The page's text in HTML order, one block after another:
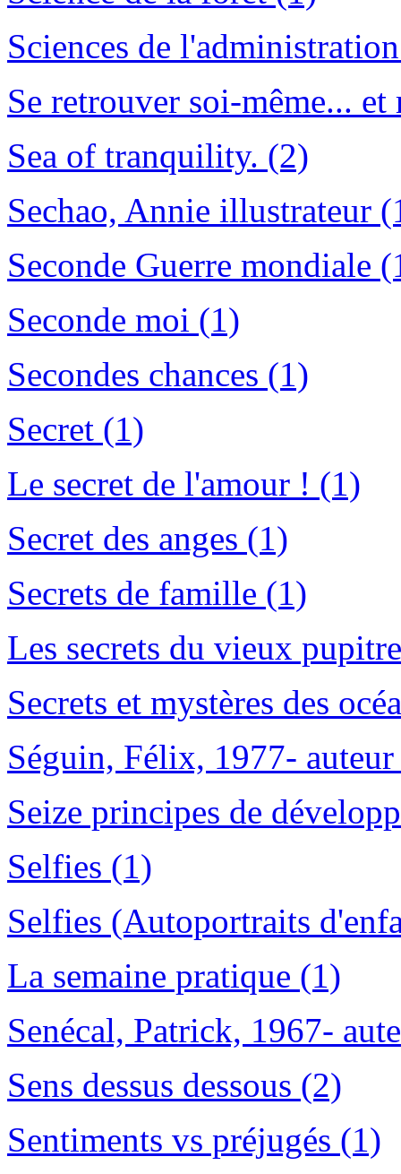
Sciences de
Se retrouver soi-même...
Sea of tranquility. (2)
Sechao, Annie illustrateur
Seconde Guerre mondiale
Seconde moi (1)
Secondes chances (1)
Secret (1)
Le secret de l'amour ! (1)
Secret des anges (1)
Secrets de famille (1)
Les secrets du vieux
Secrets et mystères des
Séguin, Félix, 1977-
Seize principes de
Selfies (1)
Selfies (Autoportraits
La semaine pratique (1)
Senécal, Patrick, 1967-
Sens dessus dessous (2)
Sentiments vs préjugés (1)